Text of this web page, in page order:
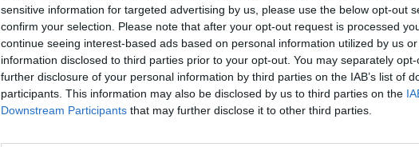
sensitive information for targeted advertising by us, please use the below opt-out
confirm your selection. Please note that after your opt-out request is processed
continue seeing interest-based ads based on personal information utilized by us
information disclosed to third parties prior to your opt-out. You may separately
further disclosure of your personal information by third parties on the IAB’s list of
participants. This information may also be disclosed by us to third parties on the
Downstream Participants that may further disclose it to other third parties.
Přihlásit se a odpovědět
soucet |Předmět: RE: RE: RE:
Jo, Visitor staví svou identitu na romantické představě Slovana-
ruSSáky. Jeho potřeba elitářství prozrazuje silný pocit